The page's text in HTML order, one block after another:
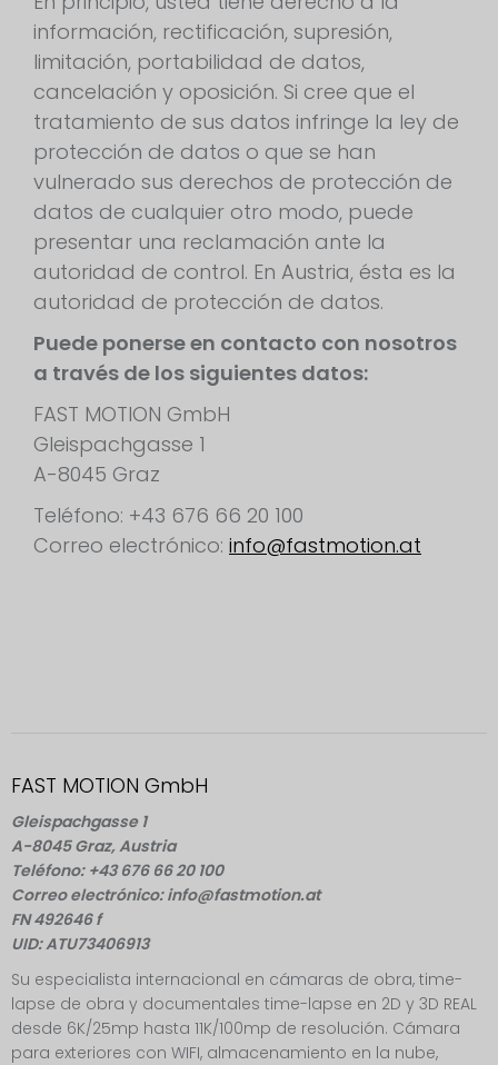
información, rectificación, supresión,
limitación, portabilidad de datos,
cancelación y oposición. Si cree que el
tratamiento de sus datos infringe la ley de
protección de datos o que se han
vulnerado sus derechos de protección de
datos de cualquier otro modo, puede
presentar una reclamación ante la
autoridad de control. En Austria, ésta es la
autoridad de protección de datos.
Puede ponerse en contacto con nosotros
a través de los siguientes datos:
FAST MOTION GmbH
Gleispachgasse 1
A-8045 Graz
Teléfono: +43 676 66 20 100
Correo electrónico: info@fastmotion.at
FAST MOTION GmbH
Gleispachgasse 1
A-8045 Graz, Austria
Teléfono: +43 676 66 20 100
Correo electrónico: info@fastmotion.at
FN 492646 f
UID: ATU73406913
Su especialista internacional en cámaras de obra, time-
lapse de obra y documentales time-lapse en 2D y 3D REAL
desde 6K/25mp hasta 11K/100mp de resolución. Cámara
para exteriores con WIFI, almacenamiento en la nube,